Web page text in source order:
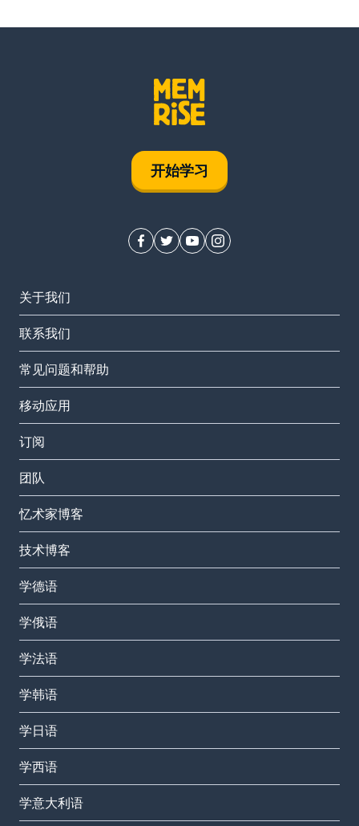
开始学习
关于我们
联系我们
常见问题和帮助
移动应用
订阅
团队
忆术家博客
技术博客
学德语
学俄语
学法语
学韩语
学日语
学西语
学意大利语